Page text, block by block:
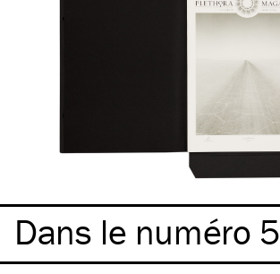
Dans le numéro 5